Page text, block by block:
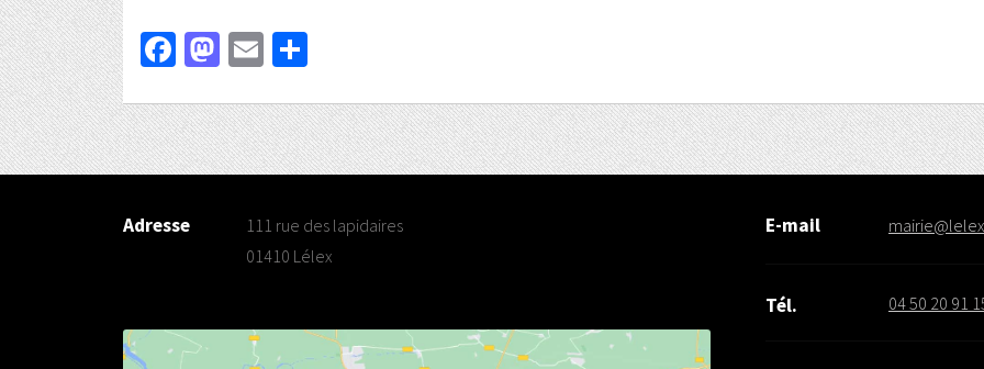
Facebook
Mastodon
Email
Adresse
111 rue des lapidaires
01410 Lélex
E-mail
Tél. 04 50 20 91